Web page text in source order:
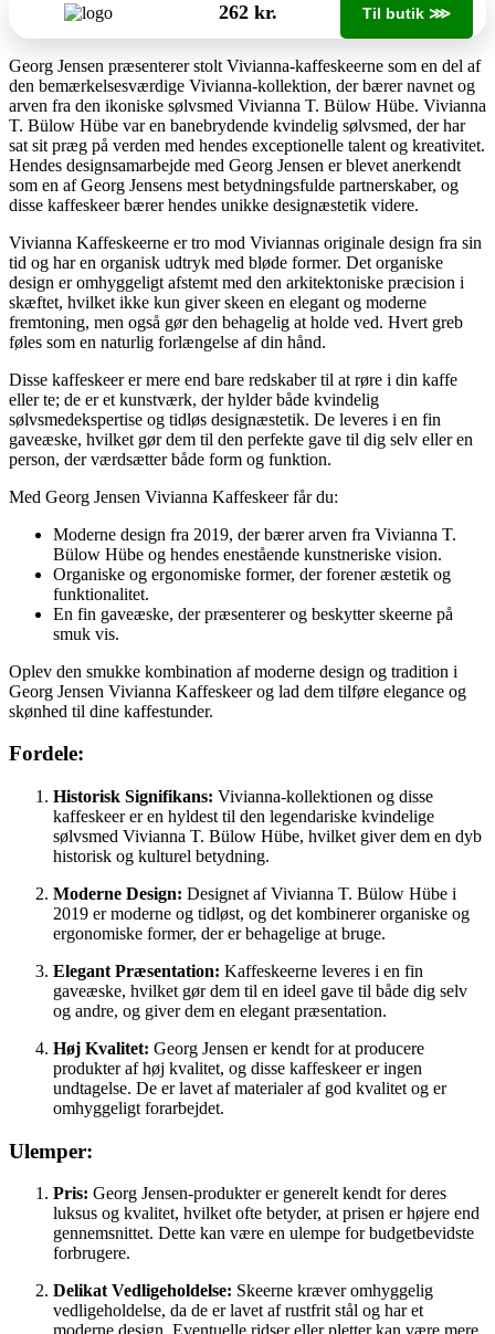
262 kr. Til butik ⋙
Georg Jensen præsenterer stolt Vivianna-kaffeskeerne som en del af
den bemærkelsesværdige Vivianna-kollektion, der bærer navnet og
arven fra den ikoniske sølvsmed Vivianna T. Bülow Hübe. Vivianna
T. Bülow Hübe var en banebrydende kvindelig sølvsmed, der har
sat sit præg på verden med hendes exceptionelle talent og kreativitet.
Hendes designsamarbejde med Georg Jensen er blevet anerkendt
som en af Georg Jensens mest betydningsfulde partnerskaber, og
disse kaffeskeer bærer hendes unikke designæstetik videre.
Vivianna Kaffeskeerne er tro mod Viviannas originale design fra sin
tid og har en organisk udtryk med bløde former. Det organiske
design er omhyggeligt afstemt med den arkitektoniske præcision i
skæftet, hvilket ikke kun giver skeen en elegant og moderne
fremtoning, men også gør den behagelig at holde ved. Hvert greb
føles som en naturlig forlængelse af din hånd.
Disse kaffeskeer er mere end bare redskaber til at røre i din kaffe
eller te; de er et kunstværk, der hylder både kvindelig
sølvsmedekspertise og tidløs designæstetik. De leveres i en fin
gaveæske, hvilket gør dem til den perfekte gave til dig selv eller en
person, der værdsætter både form og funktion.
Med Georg Jensen Vivianna Kaffeskeer får du:
Moderne design fra 2019, der bærer arven fra Vivianna T.
Bülow Hübe og hendes enestående kunstneriske vision.
Organiske og ergonomiske former, der forener æstetik og
funktionalitet.
En fin gaveæske, der præsenterer og beskytter skeerne på
smuk vis.
Oplev den smukke kombination af moderne design og tradition i
Georg Jensen Vivianna Kaffeskeer og lad dem tilføre elegance og
skønhed til dine kaffestunder.
Fordele:
Historisk Signifikans: Vivianna-kollektionen og disse
kaffeskeer er en hyldest til den legendariske kvindelige
sølvsmed Vivianna T. Bülow Hübe, hvilket giver dem en dyb
historisk og kulturel betydning.
Moderne Design: Designet af Vivianna T. Bülow Hübe i
2019 er moderne og tidløst, og det kombinerer organiske og
ergonomiske former, der er behagelige at bruge.
Elegant Præsentation: Kaffeskeerne leveres i en fin
gaveæske, hvilket gør dem til en ideel gave til både dig selv
og andre, og giver dem en elegant præsentation.
Høj Kvalitet: Georg Jensen er kendt for at producere
produkter af høj kvalitet, og disse kaffeskeer er ingen
undtagelse. De er lavet af materialer af god kvalitet og er
omhyggeligt forarbejdet.
Ulemper:
Pris: Georg Jensen-produkter er generelt kendt for deres
luksus og kvalitet, hvilket ofte betyder, at prisen er højere end
gennemsnittet. Dette kan være en ulempe for budgetbevidste
forbrugere.
Delikat Vedligeholdelse: Skeerne kræver omhyggelig
vedligeholdelse, da de er lavet af rustfrit stål og har et